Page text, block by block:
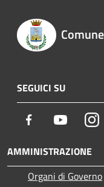
SEGUICI SU
Facebook Youtube
AMMINISTRAZIONE
Organi di Governo